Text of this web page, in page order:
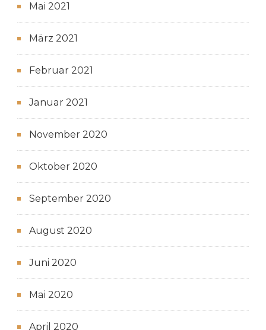
Mai 2021
März 2021
Februar 2021
Januar 2021
November 2020
Oktober 2020
September 2020
August 2020
Juni 2020
Mai 2020
April 2020